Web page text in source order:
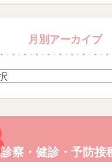
月別アーカイブ
診察・健診・予防接